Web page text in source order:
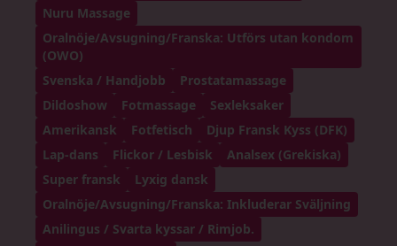
Nuru Massage
Oralnöje/Avsugning/Franska: Utförs utan kondom
(OWO)
Svenska / Handjobb
Prostatamassage
Dildoshow
Fotmassage
Sexleksaker
Amerikansk
Fotfetisch
Djup Fransk Kyss (DFK)
Lap-dans
Flickor / Lesbisk
Analsex (Grekiska)
Super fransk
Lyxig dansk
Oralnöje/Avsugning/Franska: Inkluderar Sväljning
Anilingus / Svarta kyssar / Rimjob.